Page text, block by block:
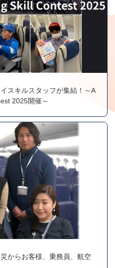
スキルスタッフが集結！～A
2025開催～
からお客様、乗務員、航空